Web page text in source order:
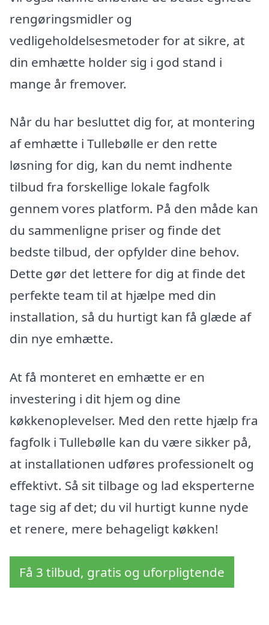
rengøringsmidler og
vedligeholdelsesmetoder for at sikre, at
din emhætte holder sig i god stand i
mange år fremover.
Når du har besluttet dig for, at montering
af emhætte i Tullebølle er den rette
løsning for dig, kan du nemt indhente
tilbud fra forskellige lokale fagfolk
gennem vores platform. På den måde kan
du sammenligne priser og finde det
bedste tilbud, der opfylder dine behov.
Dette gør det lettere for dig at finde det
perfekte team til at hjælpe med din
installation, så du hurtigt kan få glæde af
din nye emhætte.
At få monteret en emhætte er en
investering i dit hjem og dine
køkkenoplevelser. Med den rette hjælp fra
fagfolk i Tullebølle kan du være sikker på,
at installationen udføres professionelt og
effektivt. Så sit tilbage og lad eksperterne
tage sig af det; du vil hurtigt kunne nyde
et renere, mere behageligt køkken!
Få 3 tilbud, gratis og uforpligtende